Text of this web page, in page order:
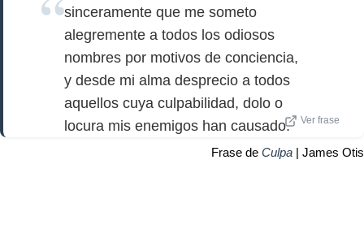
sinceramente que me someto
alegremente a todos los odiosos
nombres por motivos de conciencia,
y desde mi alma desprecio a todos
aquellos cuya culpabilidad, dolo o
locura mis enemigos han causado.
Ver frase
Frase de Culpa | James Otis